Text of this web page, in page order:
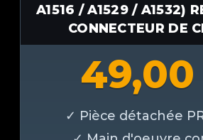
A1516 / A1529 / A1532)
CONNECTEUR DE
49,00